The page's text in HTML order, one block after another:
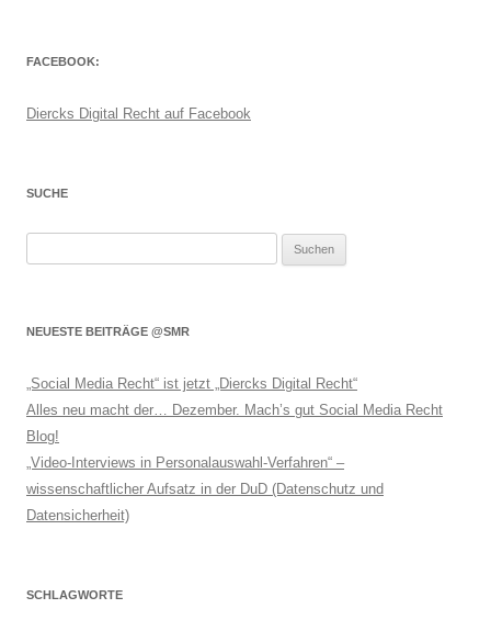
FACEBOOK:
Diercks Digital Recht auf Facebook
SUCHE
NEUESTE BEITRÄGE @SMR
„Social Media Recht“ ist jetzt „Diercks Digital Recht“
Alles neu macht der… Dezember. Mach’s gut Social Media Recht
Blog!
„Video-Interviews in Personalauswahl-Verfahren“ –
wissenschaftlicher Aufsatz in der DuD (Datenschutz und
Datensicherheit)
SCHLAGWORTE